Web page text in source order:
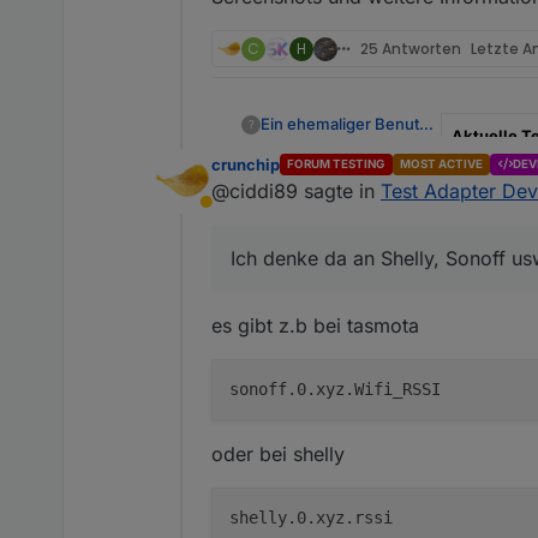
C H 25 Antworten Letzte
? Ein ehemaliger Benutzer
Aktuelle
Test
Abwesend
crunchip FORUM TESTING MOST ACTIVE
@ciddi89 sagte in Test Adapter
Ich denke da an Shelly, Sonoff
es gibt z.b bei tasmota
oder bei shelly